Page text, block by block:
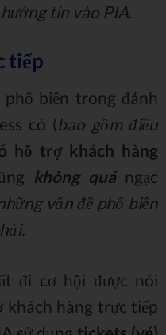
tin vào PIA
tiếp
biến trong đánh
có (bao gồm điều
hỗ trợ khách hàng
không quángạc
vấn đề phổ biến
đi cơ hội được nói
khách hàng trực tiếp